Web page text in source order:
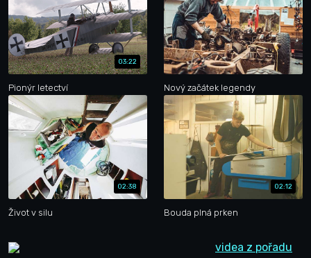
03:22
Pionýr letectví Nový začátek legendy
02:38
Život v silu
02:12
Bouda plná prken
videa z pořadu